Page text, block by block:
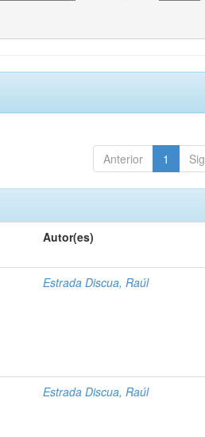
Anterior 1
Autor(es)
Estrada Discua, Raúl
Estrada Discua, Raúl